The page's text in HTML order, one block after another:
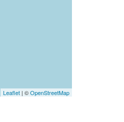
Leaflet | ©OpenStreetMap